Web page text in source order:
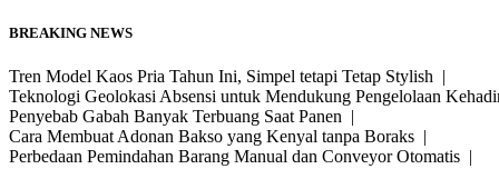
BREAKING NEWS
Tren Model Kaos Pria Tahun Ini, Simpel tetapi Tetap Stylish |
Teknologi Geolokasi Absensi untuk Mendukung Pengelolaan
Penyebab Gabah Banyak Terbuang Saat Panen |
Cara Membuat Adonan Bakso yang Kenyal tanpa Boraks |
Perbedaan Pemindahan Barang Manual dan Conveyor Otomatis |